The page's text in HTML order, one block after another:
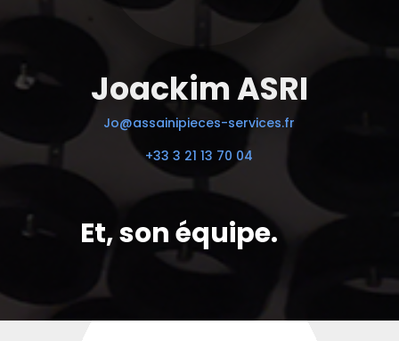
Joackim ASRI
Jo@assainipieces-services.fr
+33 3 21 13 70 04
Et, son équipe.